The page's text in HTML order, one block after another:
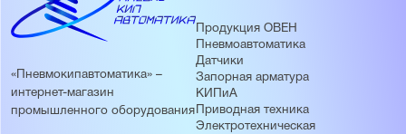
«Пневмокипавтоматика» –
интернет-магазин
промышленного оборудования
Продукция ОВЕН
Пневмоавтоматика
Датчики
Запорная арматура
КИПиА
Приводная техника
Электротехническая